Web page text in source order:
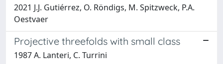
2021 J.J. Gutiérrez, O. Röndigs, M. Spitzweck, P.A.
Oestvaer
Projective threefolds with small class
1987 A. Lanteri, C. Turrini